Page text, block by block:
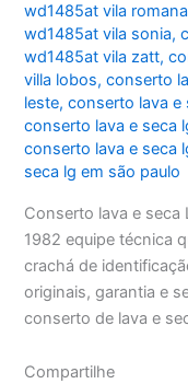
wd1485at vila romana
wd1485at vila sonia,
wd1485at vila zatt,
villa lobos,conserto
leste,conserto lava
conserto lava e seca
conserto lava e seca
seca lg em são paulo
Conserto lava e seca
1982 equipe técnica
crachá de
originais, garantia e
conserto de lava e
Compartilhe